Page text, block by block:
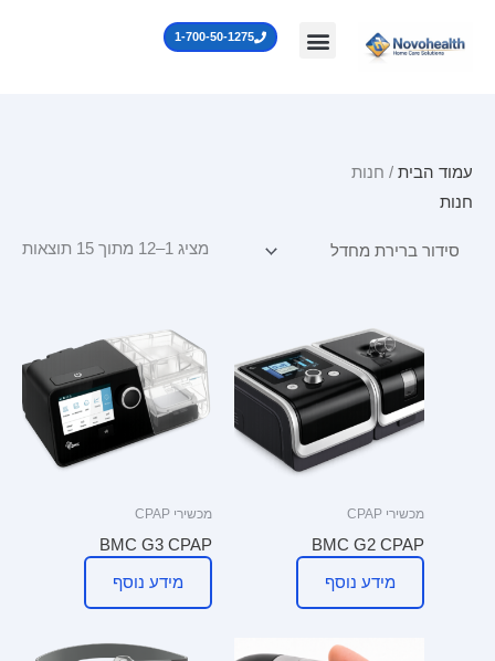
לתוכן
1-700-50-1275
עמוד הבית / חנות
חנות
מציג 1–12 מתוך 15 תוצאות
מכשירי CPAP
BMC G2 CPAP
מידע נוסף
מכשירי CPAP
BMC G3 CPAP
מידע נוסף